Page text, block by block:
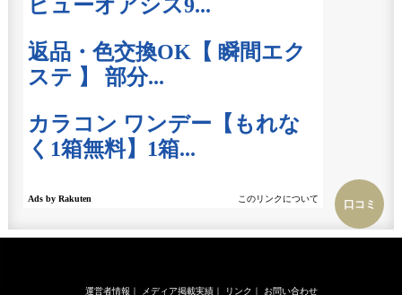
口コミ
運営者情報 ｜ メディア掲載実績｜ リンク ｜ お問い合わせ